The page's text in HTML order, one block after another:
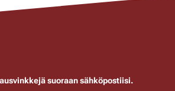
suoraan sähköpostiisi.